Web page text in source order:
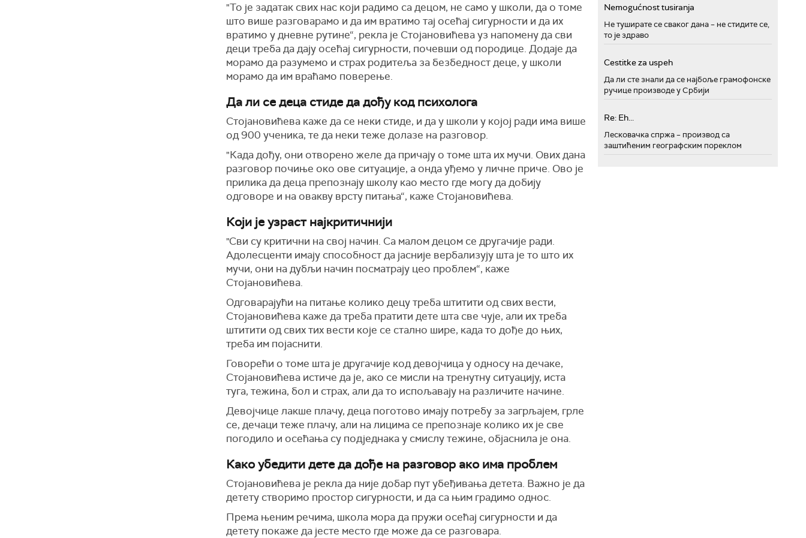
"То је задатак свих нас који радимо са децом, не само у школи, да о томе
што више разговарамо и да им вратимо тај осећај сигурности и да их
вратимо у дневне рутине“, рекла је Стојановићева уз напомену да сви
деци треба да дају осећај сигурности, почевши од породице. Додаје да
морамо да разумемо и страх родитеља за безбедност деце, у школи
морамо да им враћамо поверење.
Да ли се деца стиде да дођу код психолога
Стојановићева каже да се неки стиде, и да у школи у којој ради има више
од 900 ученика, те да неки теже долазе на разговор.
"Када дођу, они отворено желе да причају о томе шта их мучи. Ових дана
разговор почиње око ове ситуације, а онда уђемо у личне приче. Ово је
прилика да деца препознају школу као место где могу да добију
одговоре и на овакву врсту питања“, каже Стојановићева.
Који је узраст најкритичнији
"Сви су критични на свој начин. Са малом децом се другачије ради.
Адолесценти имају способност да јасније вербализују шта је то што их
мучи, они на дубљи начин посматрају цео проблем“, каже
Стојановићева.
Одговарајући на питање колико децу треба штитити од свих вести,
Стојановићева каже да треба пратити дете шта све чује, али их треба
штитити од свих тих вести које се стално шире, када то дође до њих,
треба им појаснити.
Говорећи о томе шта је другачије код девојчица у односу на дечаке,
Стојановићева истиче да је, ако се мисли на тренутну ситуацију, иста
туга, тежина, бол и страх, али да то испољавају на различите начине.
Девојчице лакше плачу, деца поготово имају потребу за загрљајем, грле
се, дечаци теже плачу, али на лицима се препознаје колико их је све
погодило и осећања су подједнака у смислу тежине, објаснила је она.
Како убедити дете да дође на разговор ако има проблем
Стојановићева је рекла да није добар пут убеђивања детета. Важно је да
детету створимо простор сигурности, и да са њим градимо однос.
Према њеним речима, школа мора да пружи осећај сигурности и да
детету покаже да јесте место где може да се разговара.
Nemogućnost tusiranja
Не туширате се сваког дана – не стидите се,
то је здраво
Cestitke za uspeh
Да ли сте знали да се најбоље грамофонске
ручице производе у Србији
Re: Eh...
Лесковачка спржа – производ са
заштићеним географским пореклом